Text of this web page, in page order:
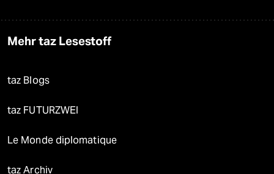
Mehr taz Lesestoff
taz Blogs
taz FUTURZWEI
Le Monde diplomatique
taz Archiv